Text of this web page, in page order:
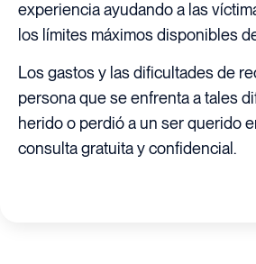
experiencia ayudando a las
los límites máximos disponibles
Los gastos y las dificultades de
persona que se enfrenta a tales
herido o perdió a un ser querido
consulta gratuita y confidencial.